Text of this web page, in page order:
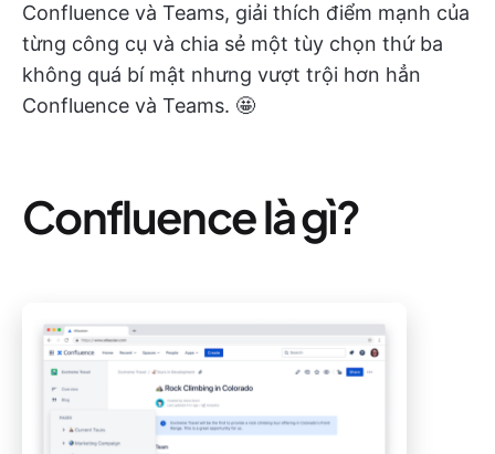
Confluence và Teams, giải thích điểm mạnh của
từng công cụ và chia sẻ một tùy chọn thứ ba
không quá bí mật nhưng vượt trội hơn hẳn
Confluence và Teams. 🤩
Confluence là gì?